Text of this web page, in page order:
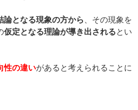
論となる現象の方から
、その現象を
仮定となる理論が導き出されるとい
性の違いがあると考えられることに